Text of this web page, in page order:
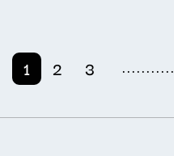
1 2 3 ...........